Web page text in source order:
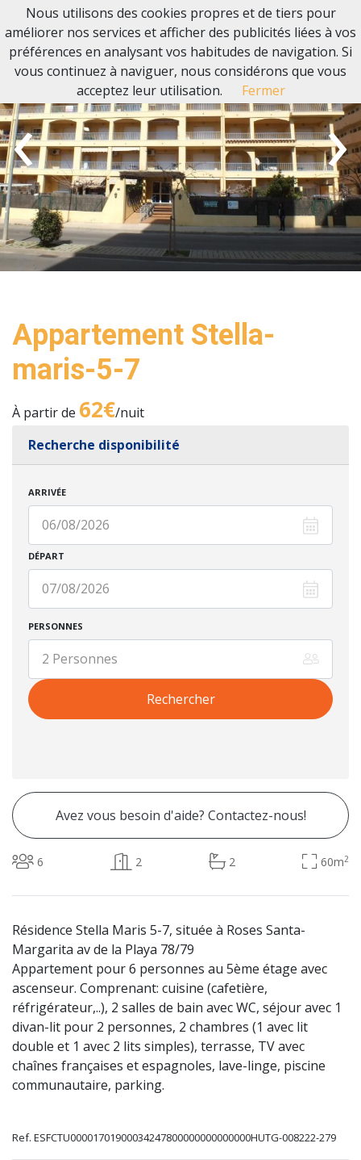
‹ ›
Appartement Stella-
maris-5-7
À partir de 62€/nuit
Recherche disponibilité
ARRIVÉE
DÉPART
PERSONNES
Avez vous besoin d'aide? Contactez-nous!
6 2 2 60m2
Résidence Stella Maris 5-7, située à Roses Santa-
Margarita av de la Playa 78/79
Appartement pour 6 personnes au 5ème étage avec
ascenseur. Comprenant: cuisine (cafetière,
réfrigérateur,..), 2 salles de bain avec WC, séjour avec 1
divan-lit pour 2 personnes, 2 chambres (1 avec lit
double et 1 avec 2 lits simples), terrasse, TV avec
chaînes françaises et espagnoles, lave-linge, piscine
communautaire, parking.
Ref. ESFCTU00001701900034247800000000000000HUTG-008222-279
Nous utilisons des cookies propres et de tiers pour
améliorer nos services et afficher des publicités liées à vos
préférences en analysant vos habitudes de navigation. Si
vous continuez à naviguer, nous considérons que vous
acceptez leur utilisation.
Fermer